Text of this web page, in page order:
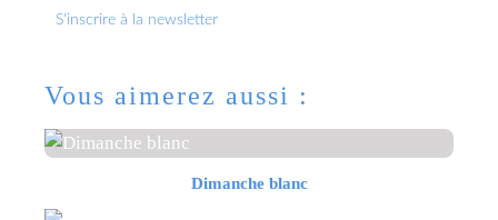
S'inscrire à la newsletter
Vous aimerez aussi :
Dimanche blanc